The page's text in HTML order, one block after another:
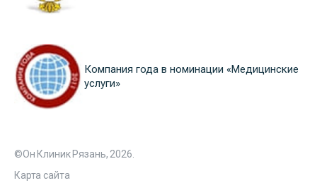
Компания года в номинации «Медицинские
услуги»
©Он Клиник Рязань, 2026.
Карта сайта